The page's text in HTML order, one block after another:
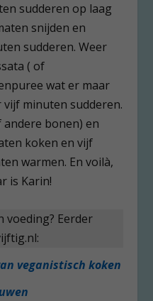
sudderen op laag
snijden en
sudderen. Weer
( of
wat er maar
vijf minuten sudderen.
bonen) en
koken en vijf
warmen. En voilà,
is Karin!
voeding? Eerder
veganistisch koken